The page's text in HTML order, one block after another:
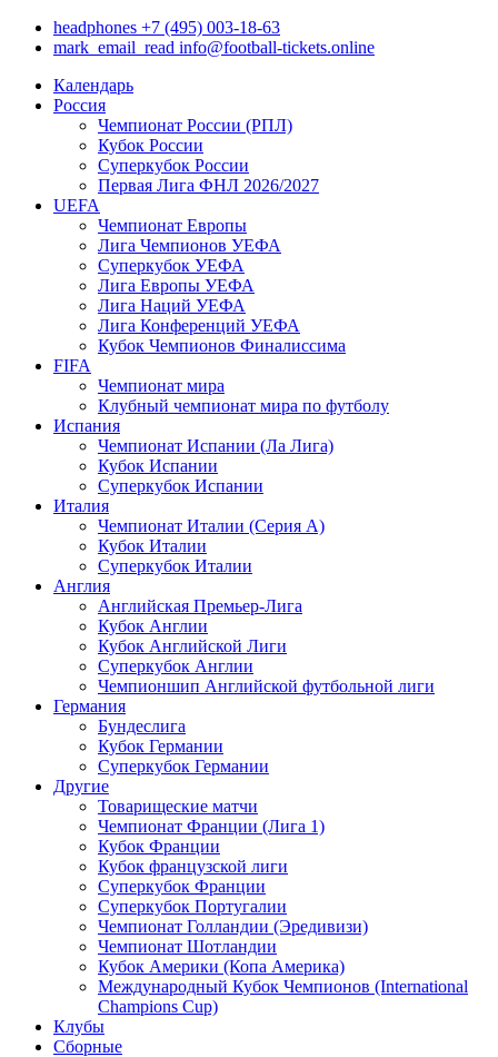
headphones +7 (495) 003-18-63
mark_email_read info@football-tickets.online
Календарь
Россия
Чемпионат России (РПЛ)
Кубок России
Суперкубок России
Первая Лига ФНЛ 2026/2027
UEFA
Чемпионат Европы
Лига Чемпионов УЕФА
Суперкубок УЕФА
Лига Европы УЕФА
Лига Наций УЕФА
Лига Конференций УЕФА
Кубок Чемпионов Финалиссима
FIFA
Чемпионат мира
Клубный чемпионат мира по футболу
Испания
Чемпионат Испании (Ла Лига)
Кубок Испании
Суперкубок Испании
Италия
Чемпионат Италии (Серия А)
Кубок Италии
Суперкубок Италии
Англия
Английская Премьер-Лига
Кубок Англии
Кубок Английской Лиги
Суперкубок Англии
Чемпионшип Английской футбольной лиги
Германия
Бундеслига
Кубок Германии
Суперкубок Германии
Другие
Товарищеские матчи
Чемпионат Франции (Лига 1)
Кубок Франции
Кубок французской лиги
Суперкубок Франции
Суперкубок Португалии
Чемпионат Голландии (Эредивизи)
Чемпионат Шотландии
Кубок Америки (Копа Америка)
Международный Кубок Чемпионов (International
Champions Cup)
Клубы
Сборные